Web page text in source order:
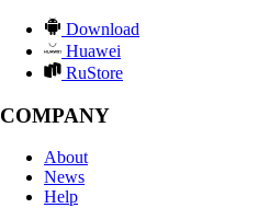
Download
Huawei
RuStore
COMPANY
About
News
Help